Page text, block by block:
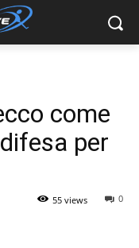
come
per
0
55 views